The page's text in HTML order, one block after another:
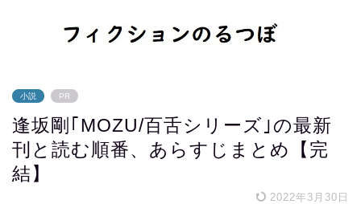
小説 PR
逢坂剛｢MOZU/百舌シリーズ｣の最新
刊と読む順番、あらすじまとめ【完
結】
2022年3月30日